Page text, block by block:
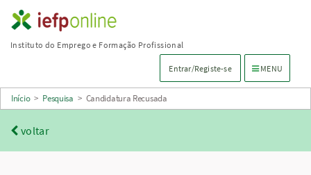
Saltar
para
principal
Instituto do Emprego e Formação Profissional
Entrar/Registe-se Menu de
MENU
Início > Pesquisa > Candidatura Recusada
voltar